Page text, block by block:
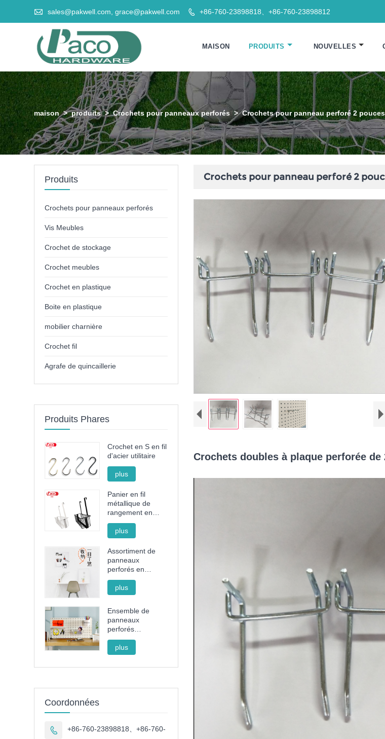
 sales@pakwell.com, grace@pakwell.com  +86-760-23898818、+86-760-23898812
MAISON PRODUITS NOUVELLES
maison > produits > Crochets pour panneaux perforés > Crochets pour panneau perforé 2
Crochets pour panneau perforé 2
Crochets doubles à plaque perforée de
Produits
Crochets pour panneaux perforés
Vis Meubles
Crochet de stockage
Crochet meubles
Crochet en plastique
Boite en plastique
mobilier charnière
Crochet fil
Agrafe de quincaillerie
Produits Phares
Crochet en S en fil
d'acier utilitaire
plus
Panier en fil
métallique de
rangement en
acier sans
poinçon
plus
Assortiment de
panneaux
perforés en
plastique noir et
blanc
plus
Ensemble de
panneaux
perforés
décoratifs avec
support, panier et
gobelet pour
l'organisation
plus
Coordonnées

+86-760-23898818、+86-760-